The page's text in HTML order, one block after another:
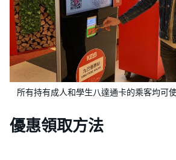
所有持有成人和學生八達通卡的乘客均可
優惠領取方法